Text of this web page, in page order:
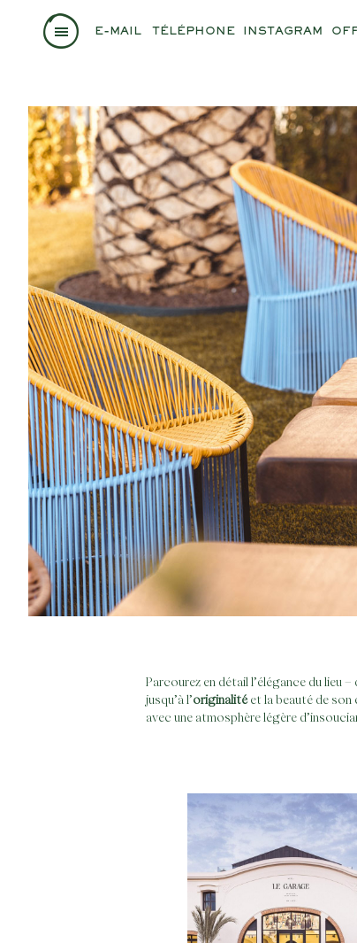
E-MAIL TÉLÉPHONE INSTAGRAM
Parcourez en détail l’élégance du lieu –
jusqu’à l’originalitéet la beauté de son
avec une atmosphère légère